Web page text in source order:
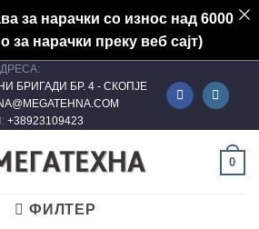
за нарачки со износ над 6000
за нарачки преку веб сајт)
БРИГАДИ БР. 4 - СКОПЈЕ
+38923109423
0
ФИЛТЕР